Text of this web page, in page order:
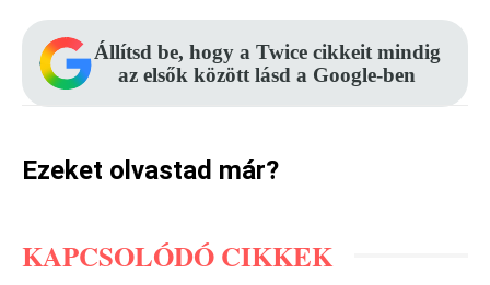
Állítsd be, hogy a Twice cikkeit mindig
az elsők között lásd a Google-ben
Ezeket olvastad már?
KAPCSOLÓDÓ CIKKEK